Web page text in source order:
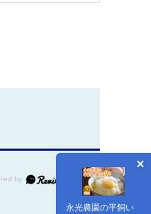
永光農園の平飼い